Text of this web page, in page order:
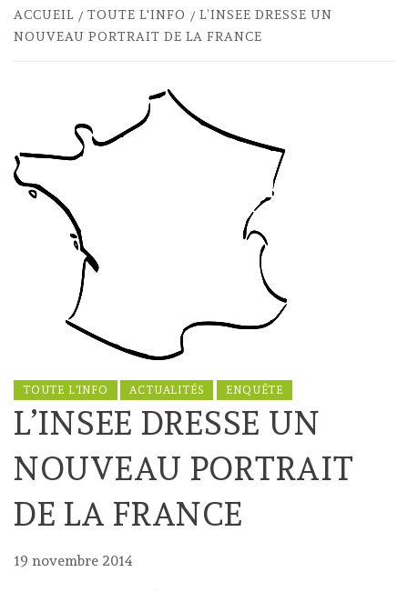
ACCUEIL TOUTE L'INFO
L’INSEE DRESSE UN
NOUVEAU PORTRAIT DE LA FRANCE
TOUTE L'INFO ACTUALITÉS ENQUÊTE
L’INSEE DRESSE UN
NOUVEAU PORTRAIT
DE LA FRANCE
19 novembre 2014